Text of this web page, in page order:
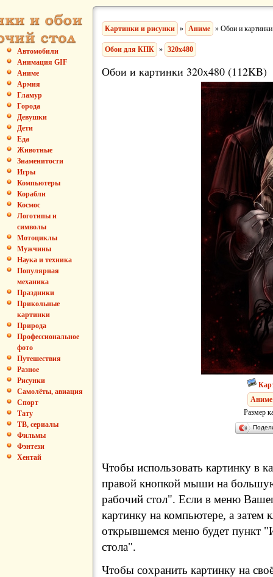
Автомобили
Анимация GIF
Аниме
Армия
Гламур
Города
Девушки
Дети
Еда
Животные
Знаменитости
Игры
Компьютеры
Корабли
Космос
Логотипы и
символы
Мотоциклы
Мужчины
Наука и техника
Популярная
механика
Праздники
Прикольные
картинки
Природа
Профессиональное
фото
Путешествия
Разное
Рисунки
Самолёты, авиация
Спорт
Тату
ТВ, сериалы
Фильмы
Фэнтези
Хентай
Картинки и рисунки » Аниме » Обои и картинки
Обои для КПК » 320x480
Обои и картинки 320x480 (112KB)
Аниме
Размер
Чтобы использовать картинку в
правой кнопкой мыши на
рабочий стол". Если в меню
картинку на компьютере, а затем
открывшемся меню будет пункт
стола".
Чтобы сохранить картинку на